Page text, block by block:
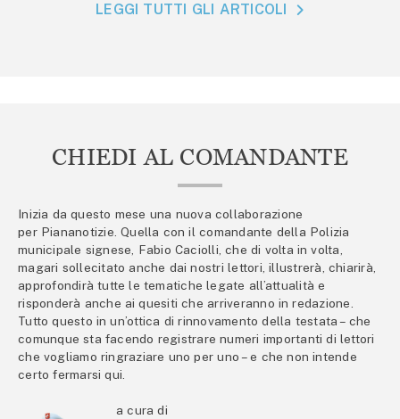
LEGGI TUTTI GLI ARTICOLI
CHIEDI AL COMANDANTE
Inizia da questo mese una nuova collaborazione
per Piananotizie. Quella con il comandante della Polizia
municipale signese, Fabio Caciolli, che di volta in volta,
magari sollecitato anche dai nostri lettori, illustrerà, chiarirà,
approfondirà tutte le tematiche legate all’attualità e
risponderà anche ai quesiti che arriveranno in redazione.
Tutto questo in un’ottica di rinnovamento della testata – che
comunque sta facendo registrare numeri importanti di lettori
che vogliamo ringraziare uno per uno – e che non intende
certo fermarsi qui.
a cura di